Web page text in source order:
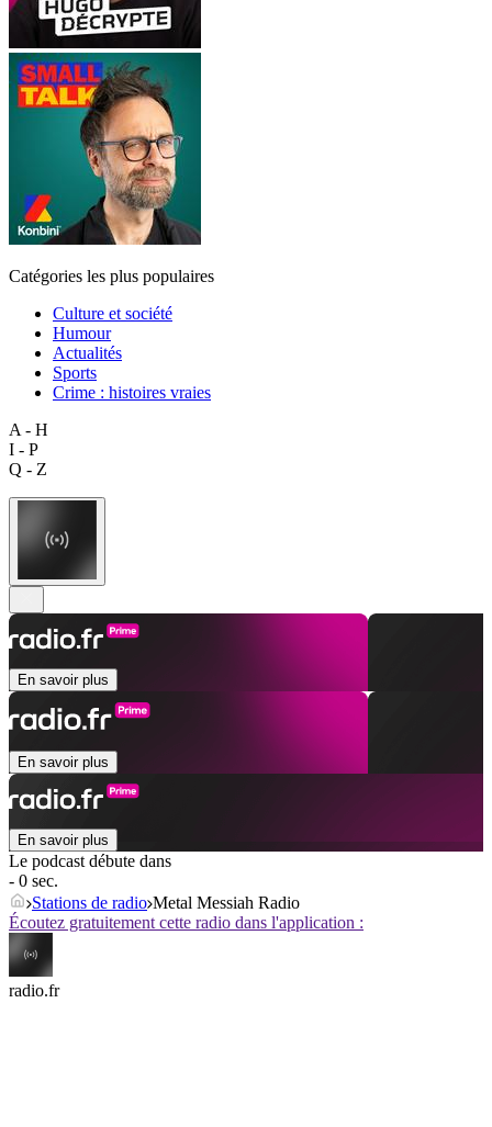
Catégories les plus populaires
Culture et société
Humour
Actualités
Sports
Crime : histoires vraies
A - H
I - P
Q - Z
En savoir plus
En savoir plus
En savoir plus
Le podcast débute dans
- 0 sec.
Stations de radio Metal Messiah Radio
Écoutez gratuitement cette radio dans l'application :
radio.fr